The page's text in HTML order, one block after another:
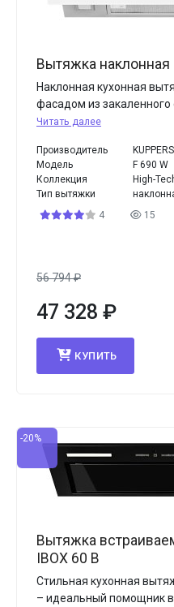
Вытяжка наклонная
Наклонная кухонная
фасадом из
Читать далее
Производитель
Модель
F 690 W
Коллекция
High-
Тип вытяжки
4
15
56 794₽
47 328 ₽
КУПИТЬ
-20%
Вытяжка
IBOX 60 B
Стильная кухонная
– идеальный помощник